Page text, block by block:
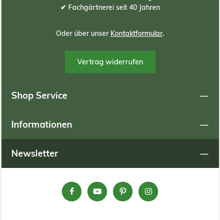
oder Tabelle zur Hilfe nehmen: Berechnungsformel:
(Meter Länge) x (Meter Breite) x (ZENTIMETER
Berechnungsbeispiele: Begrünungsfläche in Meter
✔ Fachgärtnerei seit 40 Jahren
Oder über unser Kontaktformular.
Vertrag widerrufen
Shop Service
Informationen
Newsletter